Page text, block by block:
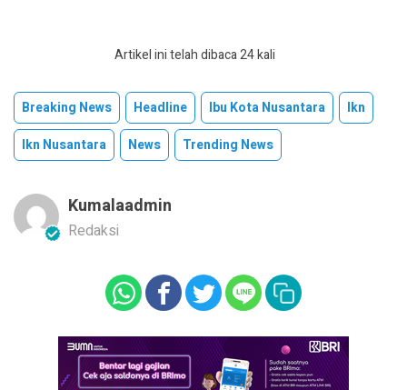
Artikel ini telah dibaca 24 kali
Breaking News Headline Ibu Kota Nusantara
Ikn
Ikn Nusantara
News Trending News
Kumalaadmin
Redaksi